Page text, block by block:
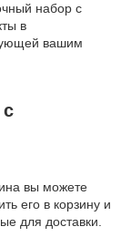
набор с
в
вашим
вы можете
его в корзину и
для доставки.